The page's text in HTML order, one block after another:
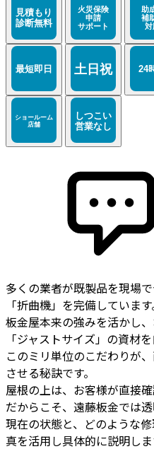
多くの業者が既製品を現場
「折曲機」を完備しています
板金屋本来の強みを活かし
「ジャストサイズ」の資材
このミリ単位のこだわりが
させる秘訣です。
屋根の上は、お客様が直接
だからこそ、遠藤板金では
現在の状態と、どのような
真を活用し具体的に説明しま